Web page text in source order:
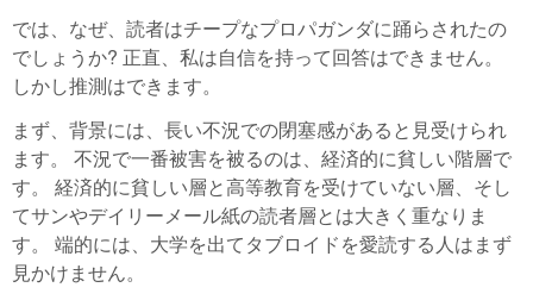
では、なぜ、読者はチープなプロパガンダに踊らされたの
でしょうか? 正直、私は自信を持って回答はできません。
しかし推測はできます。
まず、背景には、長い不況での閉塞感があると見受けられ
ます。 不況で一番被害を被るのは、経済的に貧しい階層で
す。 経済的に貧しい層と高等教育を受けていない層、そし
てサンやデイリーメール紙の読者層とは大きく重なりま
す。 端的には、大学を出てタブロイドを愛読する人はまず
見かけません。